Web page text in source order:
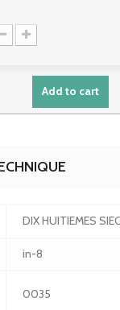
Add to cart
DIX HUITIEMES
in-8
0035